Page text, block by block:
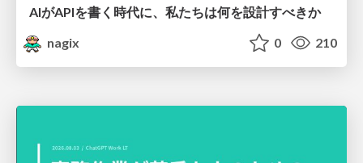
AIがAPIを書く時代に、私たちは何を設計すべきか
nagix
0 210